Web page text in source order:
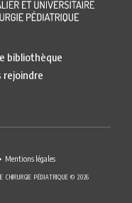
bibliothèque
rejoindre
Mentions légales
CHIRURGIE PÉDIATRIQUE © 2026